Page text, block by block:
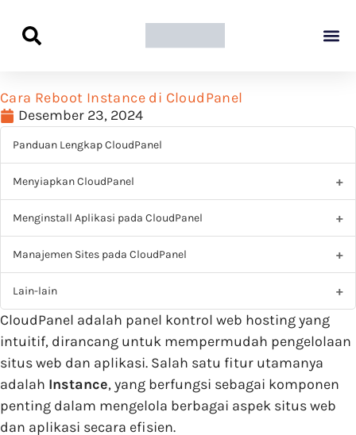
Cara Reboot Instance di CloudPanel
Desember 23, 2024
Panduan Lengkap CloudPanel
Menyiapkan CloudPanel
Menginstall Aplikasi pada CloudPanel
Manajemen Sites pada CloudPanel
Lain-lain
CloudPanel adalah panel kontrol web hosting yang
intuitif, dirancang untuk mempermudah pengelolaan
situs web dan aplikasi. Salah satu fitur utamanya
adalah Instance, yang berfungsi sebagai komponen
penting dalam mengelola berbagai aspek situs web
dan aplikasi secara efisien.